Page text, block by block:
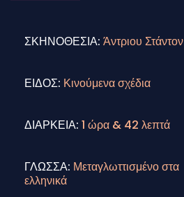
ΣΚΗΝΟΘΕΣΙΑ: Άντριου Στάντον
ΕΙΔΟΣ: Κινούμενα σχέδια
ΔΙΑΡΚΕΙΑ: 1 ώρα & 42 λεπτά
ΓΛΩΣΣΑ: Μεταγλωττισμένο στα
ελληνικά